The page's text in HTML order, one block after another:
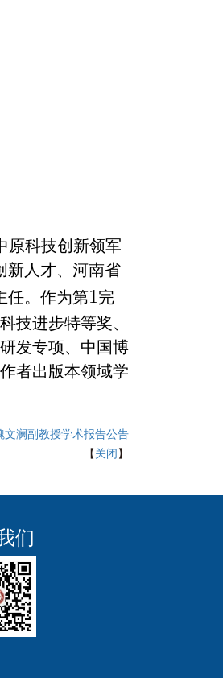
原科技创新领军
新人才、河南省
任。作为第1 完
技进步特等奖、
发专项、中国博
者出版本领域学
文澜副教授学术报告公告
【关闭】
们